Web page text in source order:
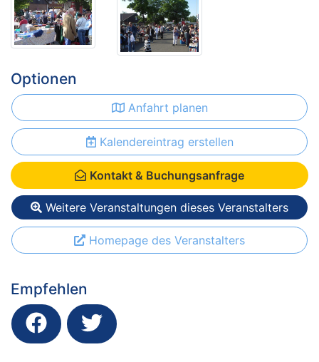
Optionen
Anfahrt planen
Kalendereintrag erstellen
Kontakt & Buchungsanfrage
Weitere Veranstaltungen dieses Veranstalters
Homepage des Veranstalters
Empfehlen